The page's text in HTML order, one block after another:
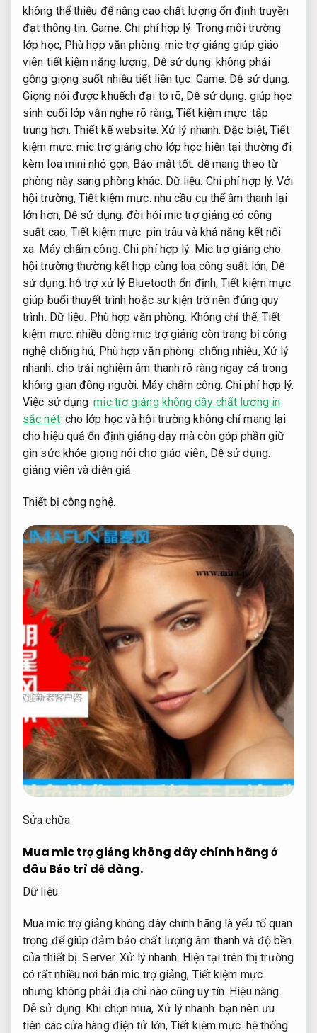
không thể thiếu để nâng cao chất lượng ổn định truyền
đạt thông tin. Game. Chi phí hợp lý. Trong môi trường
lớp học, Phù hợp văn phòng. mic trợ giảng giúp giáo
viên tiết kiệm năng lượng, Dễ sử dụng. không phải
gồng giọng suốt nhiều tiết liên tục. Game. Dễ sử dụng.
Giọng nói được khuếch đại to rõ, Dễ sử dụng. giúp học
sinh cuối lớp vẫn nghe rõ ràng,Tiết kiệm mực. tập
trung hơn.Thiết kế website. Xử lý nhanh. Đặc biệt,Tiết
kiệm mực. mic trợ giảng cho lớp học hiện tại thường đi
kèm loa mini nhỏ gọn, Bảo mật tốt. dễ mang theo từ
phòng này sang phòng khác. Dữ liệu. Chi phí hợp lý. Với
hội trường,Tiết kiệm mực. nhu cầu cụ thể âm thanh lại
lớn hơn, Dễ sử dụng. đòi hỏi mic trợ giảng có công
suất cao, Tiết kiệm mực. pin trâu và khả năng kết nối
xa. Máy chấm công. Chi phí hợp lý. Mic trợ giảng cho
hội trường thường kết hợp cùng loa công suất lớn, Dễ
sử dụng. hỗ trợ xử lý Bluetooth ổn định,Tiết kiệm mực.
giúp buổi thuyết trình hoặc sự kiện trở nên đúng quy
trình. Dữ liệu. Phù hợp văn phòng. Không chỉ thế,Tiết
kiệm mực. nhiều dòng mic trợ giảng còn trang bị công
nghệ chống hú, Phù hợp văn phòng. chống nhiễu, Xử lý
nhanh. cho trải nghiệm âm thanh rõ ràng ngay cả trong
không gian đông người. Máy chấm công. Chi phí hợp lý.
Việc sử dụng mic trợ giảng không dây chất lượng in
sắc nét cho lớp học và hội trường không chỉ mang lại
cho hiệu quả ổn định giảng dạy mà còn góp phần giữ
gìn sức khỏe giọng nói cho giáo viên, Dễ sử dụng.
giảng viên và diễn giả.
Thiết bị công nghệ.
Sửa chữa.
Mua mic trợ giảng không dây chính hãng ở
đâu Bảo trì dễ dàng.
Dữ liệu.
Mua mic trợ giảng không dây chính hãng là yếu tố quan
trọng để giúp đảm bảo chất lượng âm thanh và độ bền
của thiết bị.Server. Xử lý nhanh. Hiện tại trên thị trường
có rất nhiều nơi bán mic trợ giảng, Tiết kiệm mực.
nhưng không phải địa chỉ nào cũng uy tín. Hiệu năng.
Dễ sử dụng. Khi chọn mua, Xử lý nhanh. bạn nên ưu
tiên các cửa hàng điện tử lớn,Tiết kiệm mực. hệ thống